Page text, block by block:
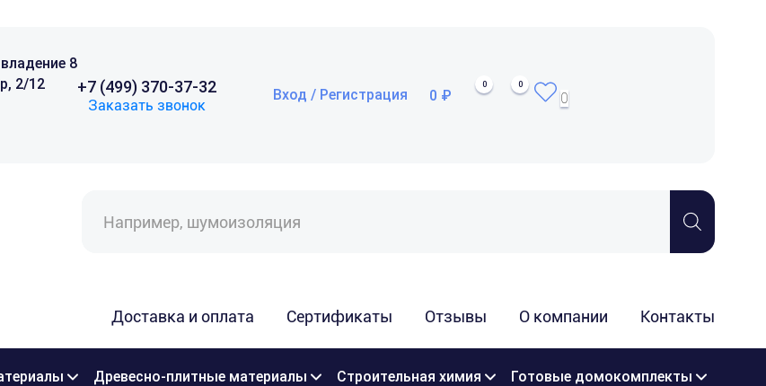
8
2/12
+7 (499) 370-37-32
Заказать звонок
Вход / Регистрация 0 ₽
0 0
0
Доставка и оплата Сертификаты Отзывы О компании Контакты
Древесно-плитные материалы Строительная химия Готовые домокомплекты